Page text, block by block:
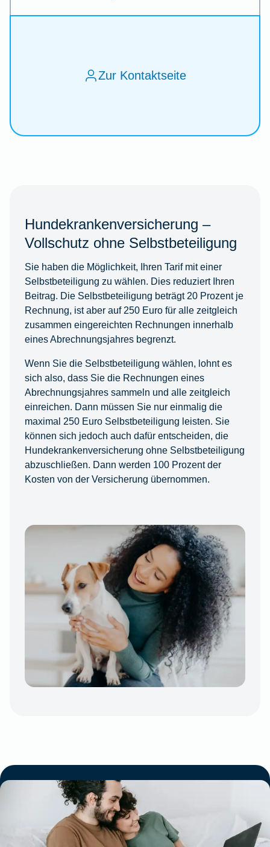
Zur Kontaktseite
Hundekrankenversicherung –
Vollschutz ohne Selbstbeteiligung
Sie haben die Möglichkeit, Ihren Tarif mit einer
Selbstbeteiligung zu wählen. Dies reduziert Ihren
Beitrag. Die Selbstbeteiligung beträgt 20 Prozent je
Rechnung, ist aber auf 250 Euro für alle zeitgleich
zusammen eingereichten Rechnungen innerhalb
eines Abrechnungsjahres begrenzt.
Wenn Sie die Selbstbeteiligung wählen, lohnt es
sich also, dass Sie die Rechnungen eines
Abrechnungsjahres sammeln und alle zeitgleich
einreichen. Dann müssen Sie nur einmalig die
maximal 250 Euro Selbstbeteiligung leisten. Sie
können sich jedoch auch dafür entscheiden, die
Hundekrankenversicherung ohne Selbstbeteiligung
abzuschließen. Dann werden 100 Prozent der
Kosten von der Versicherung übernommen.